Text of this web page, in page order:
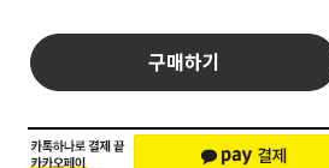
구매하기